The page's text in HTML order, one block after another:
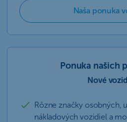
Naša ponuka
Ponuka našich
Nové
Rôzne značky osobných,
nákladových vozidiel a